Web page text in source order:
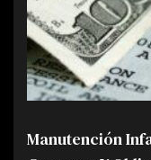
Manutención